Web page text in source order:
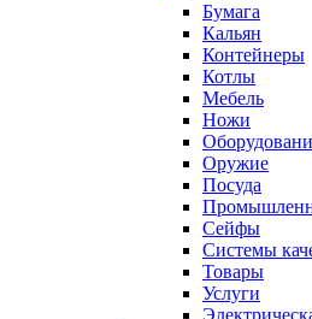
Бумага
Кальян
Контейнеры
Котлы
Мебель
Ножи
Оружие
Посуда
Сейфы
Системы
Товары
Услуги